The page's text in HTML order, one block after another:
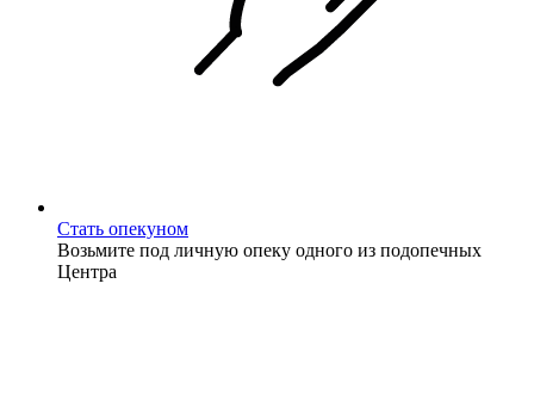
Стать опекуном
Возьмите под личную опеку одного из подопечных
Центра